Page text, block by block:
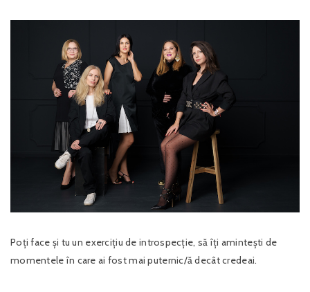
Poți face și tu un exercițiu de introspecție, să îți amintești de
momentele în care ai fost mai puternic/ă decât credeai.